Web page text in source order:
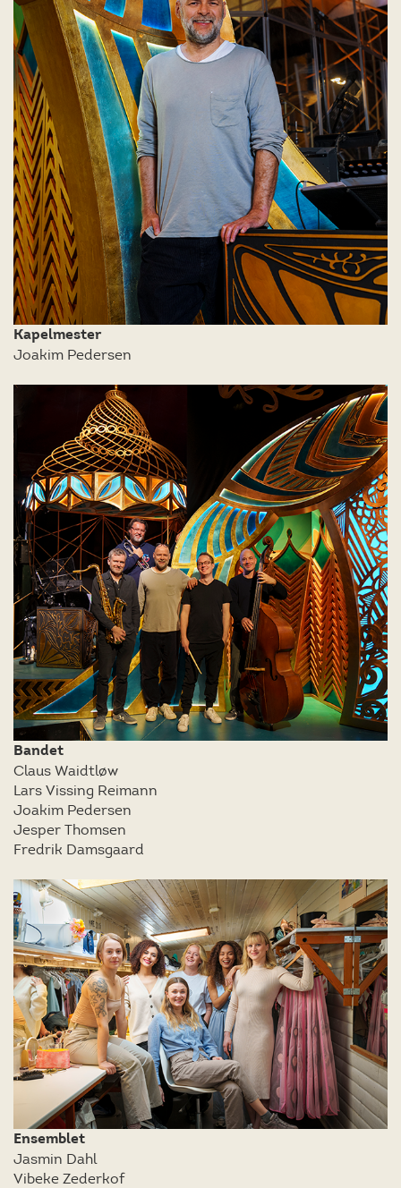
Kapelmester
Joakim Pedersen
Bandet
Claus Waidtløw
Lars Vissing Reimann
Joakim Pedersen
Jesper Thomsen
Fredrik Damsgaard
Ensemblet
Jasmin Dahl
Vibeke Zederkof